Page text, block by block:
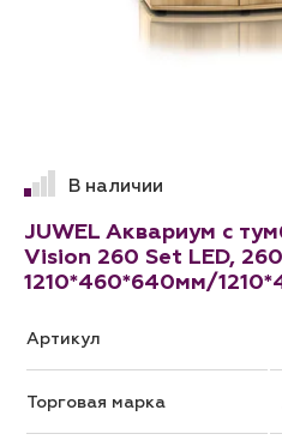
В наличии
JUWEL Аквариум с
Vision 260 Set LED,
1210*460*640мм/
Артикул
Торговая марка